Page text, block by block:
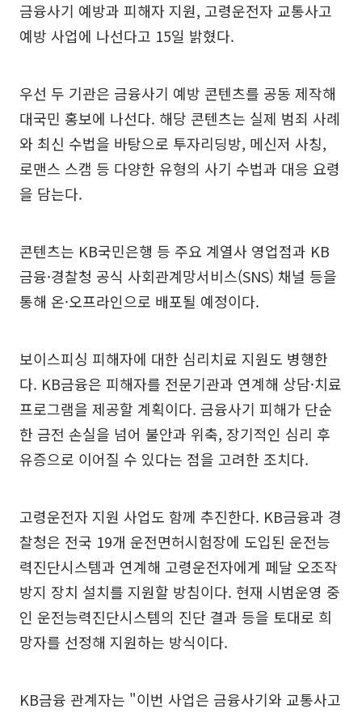
금융사기 예방과 피해자 지원, 고령운전자 교통사고
예방 사업에 나선다고 15일 밝혔다.
우선 두 기관은 금융사기 예방 콘텐츠를 공동 제작해
대국민 홍보에 나선다. 해당 콘텐츠는 실제 범죄 사례
와 최신 수법을 바탕으로 투자리딩방, 메신저 사칭,
로맨스 스캠 등 다양한 유형의 사기 수법과 대응 요령
을 담는다.
콘텐츠는 KB국민은행 등 주요 계열사 영업점과 KB
금융·경찰청 공식 사회관계망서비스(SNS) 채널 등을
통해 온·오프라인으로 배포될 예정이다.
보이스피싱 피해자에 대한 심리치료 지원도 병행한
다. KB금융은 피해자를 전문기관과 연계해 상담·치료
프로그램을 제공할 계획이다. 금융사기 피해가 단순
한 금전 손실을 넘어 불안과 위축, 장기적인 심리 후
유증으로 이어질 수 있다는 점을 고려한 조치다.
고령운전자 지원 사업도 함께 추진한다. KB금융과 경
찰청은 전국 19개 운전면허시험장에 도입된 운전능
력진단시스템과 연계해 고령운전자에게 페달 오조작
방지 장치 설치를 지원할 방침이다. 현재 시범운영 중
인 운전능력진단시스템의 진단 결과 등을 토대로 희
망자를 선정해 지원하는 방식이다.
KB금융 관계자는 "이번 사업은 금융사기와 교통사고